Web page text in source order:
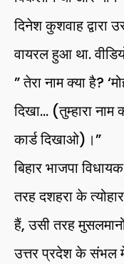
दिनेश कुशवाह द्वारा
वायरल हुआ था.
” तेरा नाम क्या है?
दिखा… (तुम्हारा
कार्ड दिखाओ)।”
बिहार भाजपा
तरह दशहरा के
हैं, उसी तरह
उत्तर प्रदेश के संभल